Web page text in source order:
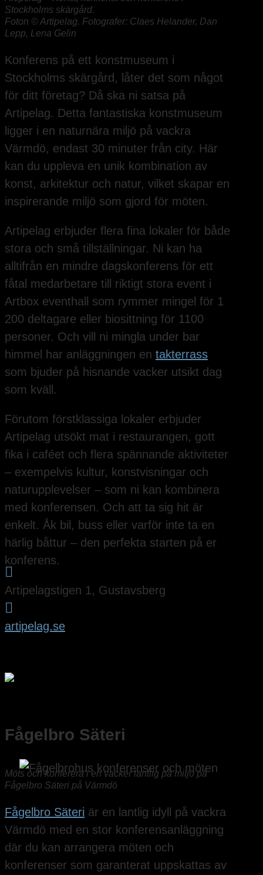
Stockholms skärgård.
Foton © Artipelag. Fotografer: Claes Helander, Dan
Lepp, Lena Gelin
Konferens på ett konstmuseum i
Stockholms skärgård, låter det som något
för ditt företag? Då ska ni satsa på
Artipelag. Detta fantastiska konstmuseum
ligger i en naturnära miljö på vackra
Värmdö, endast 30 minuter från city. Här
kan du uppleva en unik kombination av
konst, arkitektur och natur, vilket skapar en
inspirerande miljö som gjord för möten.
Artipelag erbjuder flera fina lokaler för både
stora och små tillställningar. Ni kan ha
alltifrån en mindre dagskonferens för ett
fåtal medarbetare till riktigt stora event i
Artbox eventhall som rymmer mingel för 1
200 deltagare eller biosittning för 1100
personer. Och vill ni mingla under bar
himmel har anläggningen en takterrass
som bjuder på hisnande vacker utsikt dag
som kväll.
Förutom förstklassiga lokaler erbjuder
Artipelag utsökt mat i restaurangen, gott
fika i caféet och flera spännande aktiviteter
– exempelvis kultur, konstvisningar och
naturupplevelser – som ni kan kombinera
med konferensen. Och att ta sig hit är
enkelt. Åk bil, buss eller varför inte ta en
härlig båttur – den perfekta starten på er
konferens.

Artipelagstigen 1, Gustavsberg

artipelag.se
Fågelbro Säteri
Möts och konferera i en vacker lantlig på miljö på
Fågelbro Säteri på Värmdö
Fågelbro Säteri är en lantlig idyll på vackra
Värmdö med en stor konferensanläggning
där du kan arrangera möten och
konferenser som garanterat uppskattas av